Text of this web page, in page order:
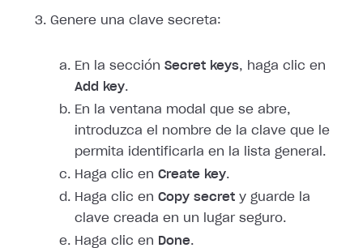
Genere una clave secreta:
En la sección Secret keys, haga clic en
Add key.
En la ventana modal que se abre,
introduzca el nombre de la clave que le
permita identificarla en la lista general.
Haga clic en Create key.
Haga clic en Copy secret y guarde la
clave creada en un lugar seguro.
Haga clic en Done.